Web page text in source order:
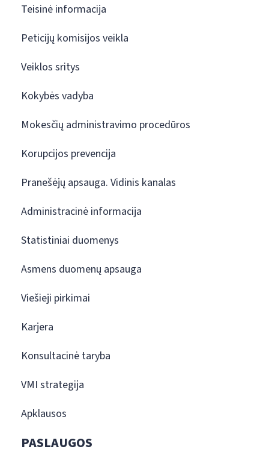
Teisinė informacija
Peticijų komisijos veikla
Veiklos sritys
Kokybės vadyba
Mokesčių administravimo procedūros
Korupcijos prevencija
Pranešėjų apsauga. Vidinis kanalas
Administracinė informacija
Statistiniai duomenys
Asmens duomenų apsauga
Viešieji pirkimai
Karjera
Konsultacinė taryba
VMI strategija
Apklausos
PASLAUGOS